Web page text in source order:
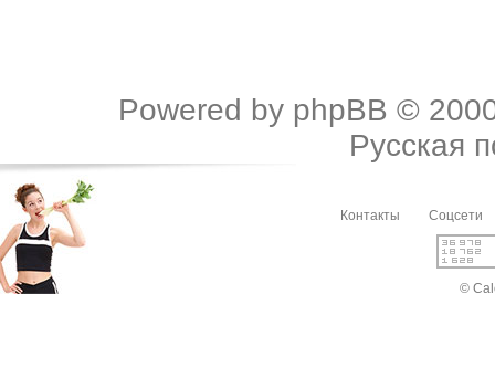
Powered by phpBB ©
Русская
Контакты Соцсети
©